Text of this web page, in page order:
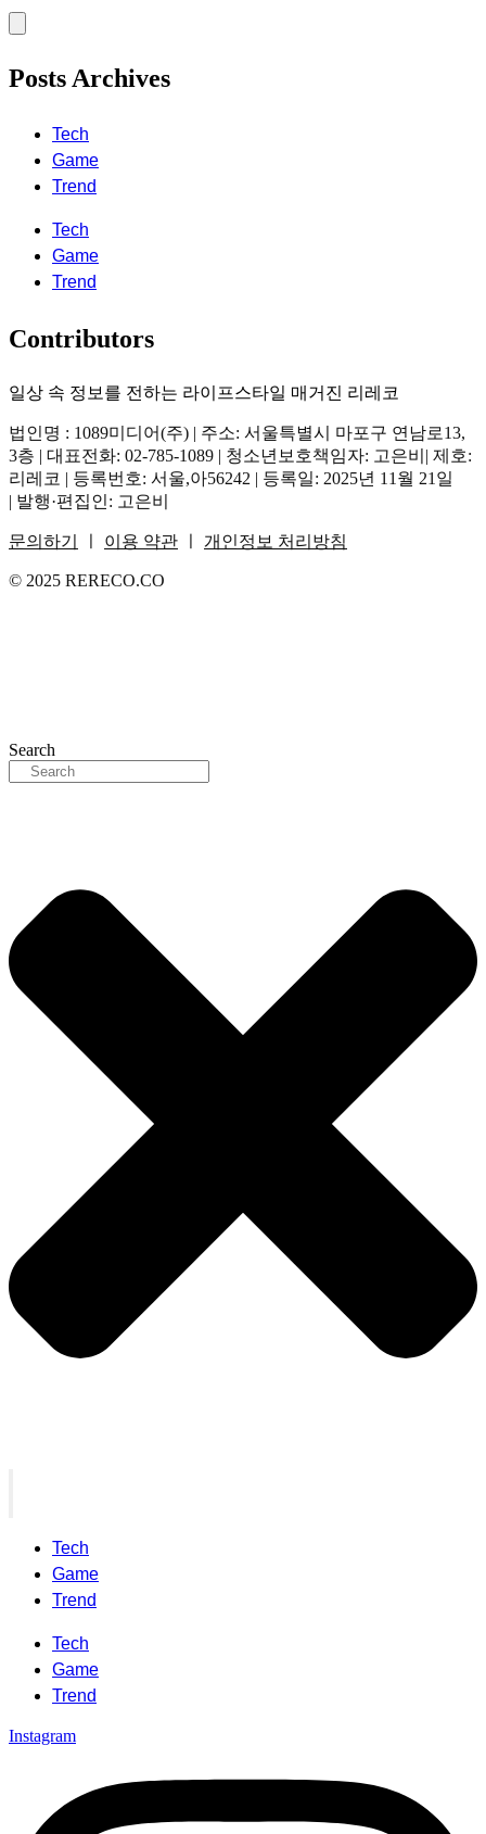
Posts Archives
Tech
Game
Trend
Tech
Game
Trend
Contributors
일상 속 정보를 전하는 라이프스타일 매거진 리레코
법인명 : 1089미디어(주) | 주소: 서울특별시 마포구 연남로13,
3층 | 대표전화: 02-785-1089 | 청소년보호책임자: 고은비| 제호:
리레코 | 등록번호: 서울,아56242 | 등록일: 2025년 11월 21일
| 발행·편집인: 고은비
문의하기 이용 약관 개인정보 처리방침
© 2025 RERECO.CO
Search
Tech
Game
Trend
Tech
Game
Trend
Instagram